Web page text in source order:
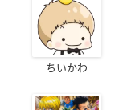
ちいかわ